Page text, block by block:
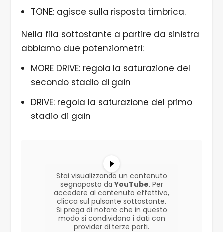
TONE: agisce sulla risposta timbrica.
Nella fila sottostante a partire da sinistra
abbiamo due potenziometri:
MORE DRIVE: regola la saturazione del
secondo stadio di gain
DRIVE: regola la saturazione del primo
stadio di gain
Stai visualizzando un contenuto
segnaposto daYouTube. Per
accedere al contenuto effettivo,
clicca sul pulsante sottostante.
Si prega di notare che in questo
modo si condividono i dati con
provider di terze parti.